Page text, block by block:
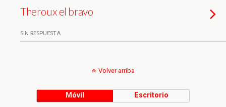
Theroux el bravo
SIN RESPUESTA
Volver arriba
Móvil Escritorio